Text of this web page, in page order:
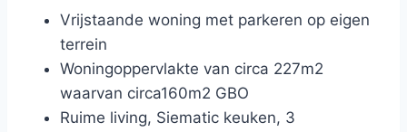
Vrijstaande woning met parkeren op eigen
terrein
Woningoppervlakte van circa 227m2
waarvan circa160m2 GBO
Ruime living, Siematic keuken, 3